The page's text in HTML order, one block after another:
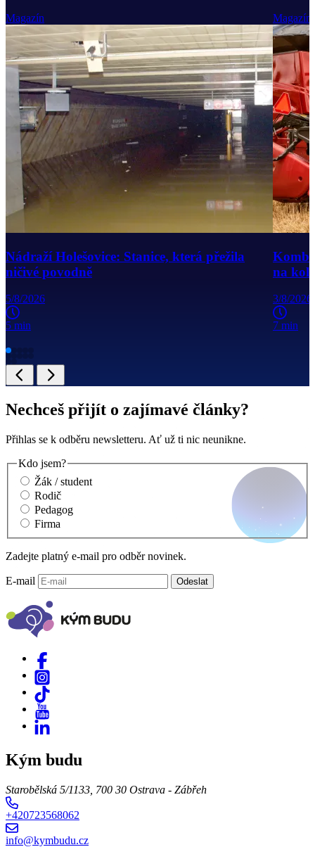
Magazín
Nádraží Holešovice: Stanice, která přežila
ničivé povodně
5/8/2026
5 min
Magazín
na
3/8/2026
7 min
Nechceš přijít o zajímavé články?
Přihlas se k odběru newsletteru. Ať už ti nic neunikne.
Kdo jsem?
Žák / student
Rodič
Pedagog
Firma
Zadejte platný e-mail pro odběr novinek.
E-mail Odeslat
Kým budu
Starobělská 5/1133, 700 30 Ostrava - Zábřeh
+420723568062
info@kymbudu.cz